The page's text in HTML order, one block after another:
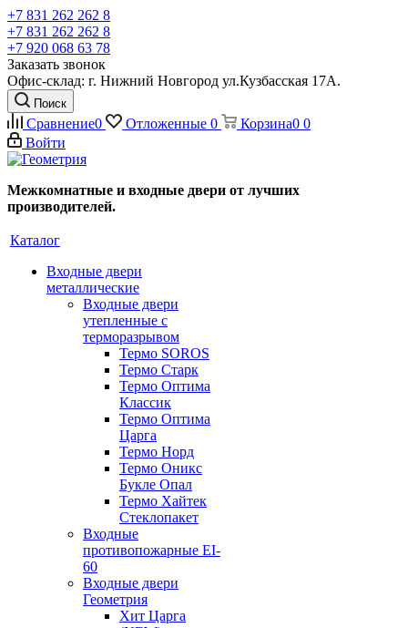
+7 831 262 262 8
+7 831 262 262 8
+7 920 068 63 78
Заказать звонок
Офис-склад: г. Нижний Новгород ул.Кузбасская 17А.
Поиск
Сравнение0 Отложенные 0 Корзина0 0
Войти
Межкомнатные и входные двери от лучших
производителей.
Каталог
Входные двери
металлические
Входные двери
утепленные с
терморазрывом
Термо SOROS
Термо Старк
Термо Оптима
Классик
Термо Оптима
Царга
Термо Норд
Термо Оникс
Букле Опал
Термо Хайтек
Стеклопакет
Входные
противопожарные EI-
60
Входные двери
Геометрия
Хит Царга